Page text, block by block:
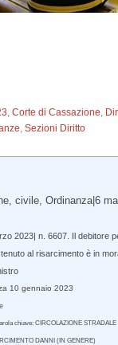
,Corte di Cassazione,
,Sezioni Diritto
civile, Ordinanza|6
2023| n. 6607. Il debitore
al risarcimento è in
10 gennaio 2023
chiave: CIRCOLAZIONE
DANNI (IN GENERE)